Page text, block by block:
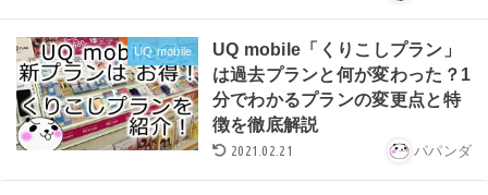
UQ mobile
UQ mobile「くりこしプラン」
は過去プランと何が変わった？1
分でわかるプランの変更点と特
徴を徹底解説
2021.02.21 パパンダ